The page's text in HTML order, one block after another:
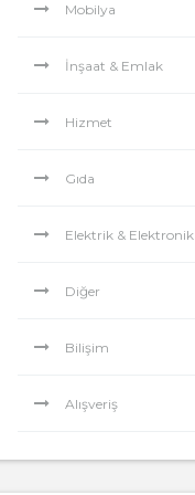
Mobilya
İnşaat & Emlak
Hizmet
Gıda
Elektrik & Elektronik
Diğer
Bilişim
Alışveriş